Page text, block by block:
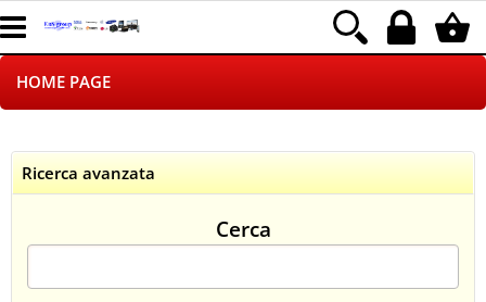
HOME PAGE
LOGISTICA
NEGOZI ON LINE
Ricerca avanzata
Cerca